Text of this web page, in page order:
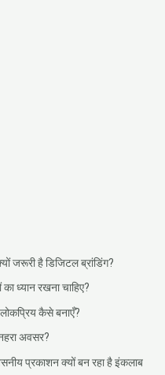
जरूरी है डिजिटल ब्रांडिंग?
ध्यान रखना चाहिए?
कैसे बनाएँ?
अवसर?
प्रकाशन क्यों बन रहा है इंकलाब